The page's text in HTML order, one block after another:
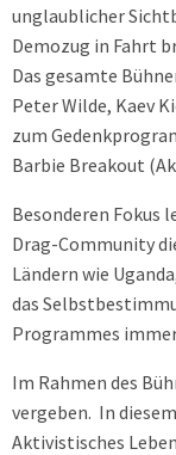
unglaublicher
Demozug in Fahrt
Das gesamte
Peter Wilde, Kaev
zum
Barbie Breakout
Besonderen Fokus
Drag-Community
Ländern wie
das
Programmes
Im Rahmen des
vergeben. In
Aktivistisches